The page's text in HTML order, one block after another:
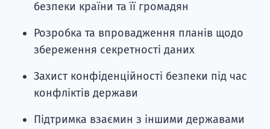
безпеки країни та її громадян
Розробка та впровадження планів щодо
збереження секретності даних
Захист конфіденційності безпеки під час
конфліктів держави
Підтримка взаємин з іншими державами